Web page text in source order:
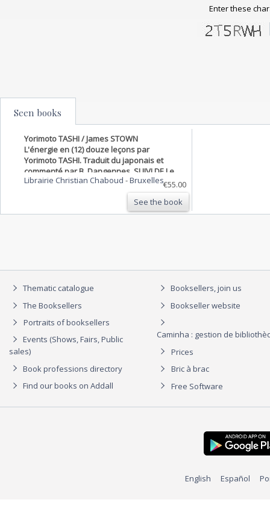
Enter these
Seen books
Yorimoto TASHI / James STOWN
L'énergie en (12) douze leçons par
Yorimoto TASHI. Traduit du japonais et
commenté par B. Dangennes. SUIVI DE Le
flegme et le sang-froid en 15 leçons par
James STOWN. Traduit de l'anglais et
Librairie Christian Chaboud -Bruxelles€55.00
See the book
Thematic catalogue
The Booksellers
Portraits of booksellers
Events (Shows, Fairs, Public
sales)
Book professions directory
Find our books on Addall
Booksellers, join us
Bookseller website
Caminha : gestion de
Prices
Bric à brac
Free Software
English Español